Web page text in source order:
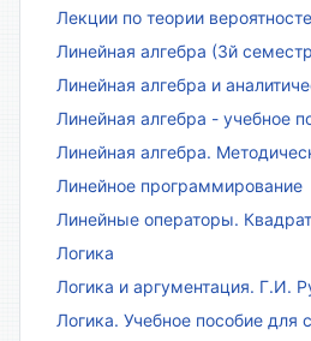
Лекции по теории
Линейная алгебра (3й
Линейная алгебра и
Линейная алгебра - учебное
Линейная алгебра.
Линейное программирование
Линейные операторы.
Логика
Логика и аргументация. Г.И.
Логика. Учебное пособие для